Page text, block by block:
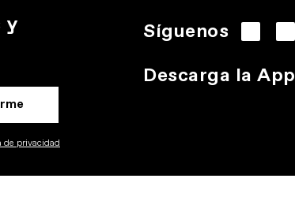
y
de privacidad
Síguenos
Descarga la App